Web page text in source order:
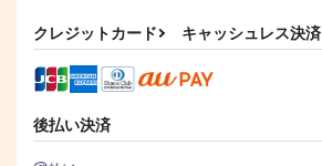
クレジットカード キャッシュレス決済
後払い決済